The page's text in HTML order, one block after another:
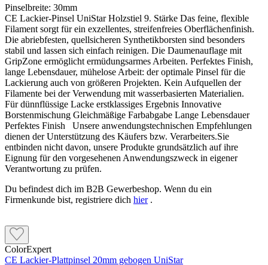
Pinselbreite: 30mm
CE Lackier-Pinsel UniStar Holzstiel 9. Stärke Das feine, flexible
Filament sorgt für ein exzellentes, streifenfreies Oberflächenfinish.
Die abriebfesten, quellsicheren Synthetikborsten sind besonders
stabil und lassen sich einfach reinigen. Die Daumenauflage mit
GripZone ermöglicht ermüdungsarmes Arbeiten. Perfektes Finish,
lange Lebensdauer, mühelose Arbeit: der optimale Pinsel für die
Lackierung auch von größeren Projekten. Kein Aufquellen der
Filamente bei der Verwendung mit wasserbasierten Materialien.
Für dünnflüssige Lacke erstklassiges Ergebnis Innovative
Borstenmischung Gleichmäßige Farbabgabe Lange Lebensdauer
Perfektes Finish Unsere anwendungstechnischen Empfehlungen
dienen der Unterstützung des Käufers bzw. Verarbeiters.Sie
entbinden nicht davon, unsere Produkte grundsätzlich auf ihre
Eignung für den vorgesehenen Anwendungszweck in eigener
Verantwortung zu prüfen.
Du befindest dich im B2B Gewerbeshop. Wenn du ein
Firmenkunde bist, registriere dich hier.
ColorExpert
CE Lackier-Plattpinsel 20mm gebogen UniStar